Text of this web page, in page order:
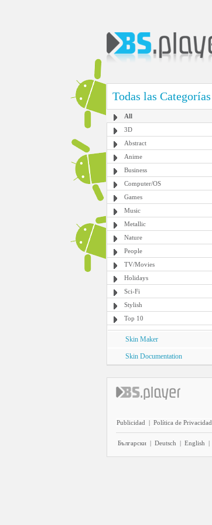
Todas las Categorías
All
3D
Abstract
Anime
Business
Computer/OS
Games
Music
Metallic
Nature
People
TV/Movies
Holidays
Sci-Fi
Stylish
Top 10
Skin Maker
Skin Documentation
Publicidad | Política de Privacidad
Български | Deutsch | English |